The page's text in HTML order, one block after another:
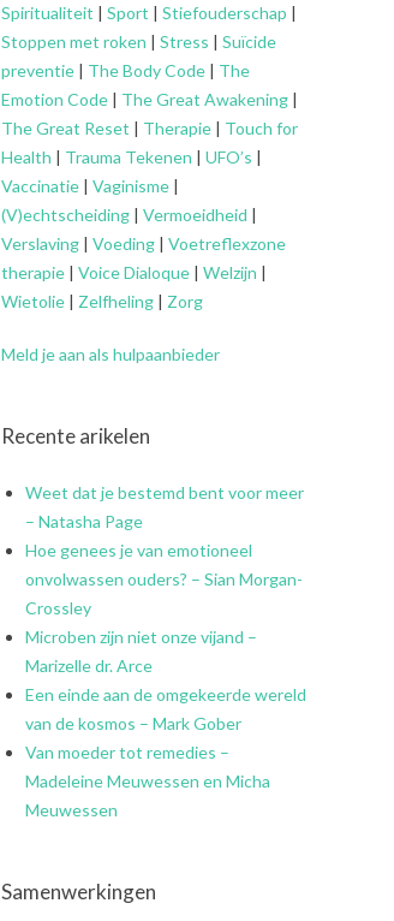
Spiritualiteit | Sport | Stiefouderschap |
Stoppen met roken | Stress | Suïcide
preventie | The Body Code | The
Emotion Code | The Great Awakening |
The Great Reset | Therapie | Touch for
Health | Trauma Tekenen | UFO’s |
Vaccinatie | Vaginisme |
(V)echtscheiding | Vermoeidheid |
Verslaving | Voeding | Voetreflexzone
therapie | Voice Dialoque | Welzijn |
Wietolie | Zelfheling | Zorg
Meld je aan als hulpaanbieder
Recente arikelen
Weet dat je bestemd bent voor meer
– Natasha Page
Hoe genees je van emotioneel
onvolwassen ouders? – Sian Morgan-
Crossley
Microben zijn niet onze vijand –
Marizelle dr. Arce
Een einde aan de omgekeerde wereld
van de kosmos – Mark Gober
Van moeder tot remedies –
Madeleine Meuwessen en Micha
Meuwessen
Samenwerkingen